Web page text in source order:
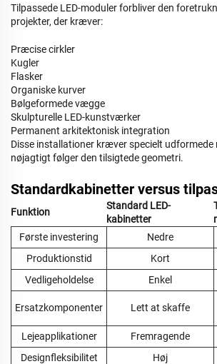
Tilpassede LED-modulerforbliver den
projekter, der kræver:
Præcise cirkler
Kugler
Flasker
Organiske kurver
Bølgeformede vægge
Skulpturelle LED-kunstværker
Permanent arkitektonisk integration
Disse installationer kræver specielt udformede
nøjagtigt følger den tilsigtede geometri.
Standardkabinetter versus
Funktion
Standard LED-
kabinetter
Første investering
Nedre
Produktionstid
Kort
Vedligeholdelse
Enkel
Ersatzkomponenter Lett at skaffe
Lejeapplikationer
Fremragende
Designfleksibilitet
Høj